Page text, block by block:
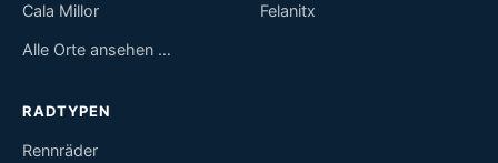
Cala Millor
Felanitx
Alle Orte ansehen …
RADTYPEN
Rennräder